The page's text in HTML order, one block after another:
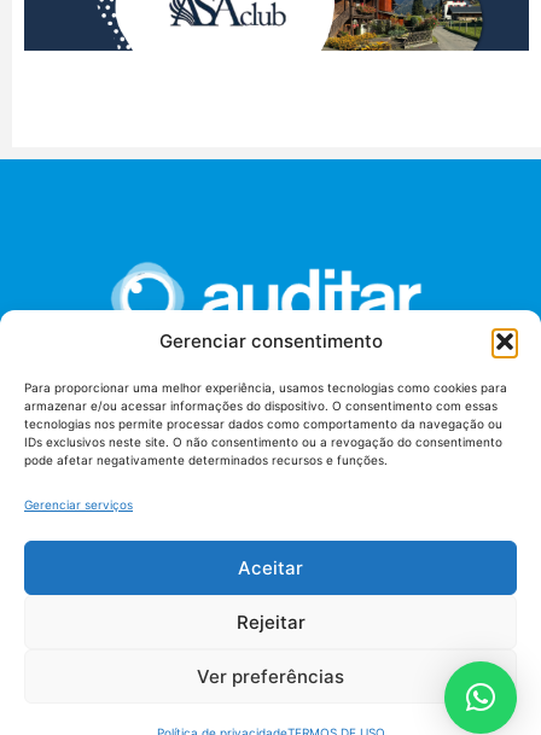
Gerenciar consentimento
Para proporcionar uma melhor experiência, usamos tecnologias como cookies para
armazenar e/ou acessar informações do dispositivo. O consentimento com essas
tecnologias nos permite processar dados como comportamento da navegação ou
IDs exclusivos neste site. O não consentimento ou a revogação do consentimento
pode afetar negativamente determinados recursos e funções.
Gerenciar serviços
Aceitar
Rejeitar
Ver preferências
União dos Auditores Federais de Controle Externo -
AUDITAR
Setor de Administração Federal Sul (SAF/Sul), Qd. 04, Lt. 01
Tribunal de Contas da União (TCU), Subsolo, Sala S04
Telefone: (61)3527-7292
Termos de uso